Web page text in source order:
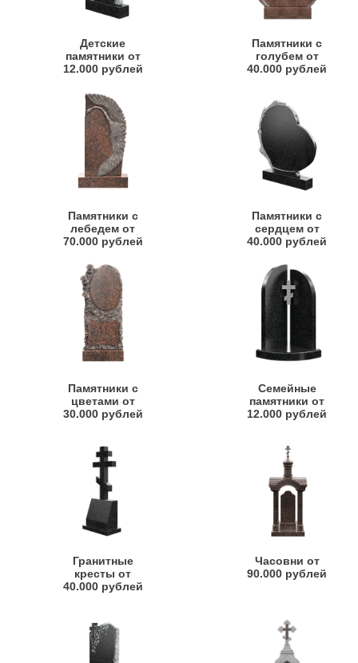
Детские
памятники от
12.000 рублей
Памятники с
голубем от
40.000 рублей
Памятники с
лебедем от
70.000 рублей
Памятники с
сердцем от
40.000 рублей
Памятники с
цветами от
30.000 рублей
Семейные
памятники от
12.000 рублей
Гранитные
кресты от
40.000 рублей
Часовни от
90.000 рублей